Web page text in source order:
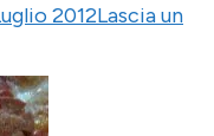
2012Lascia un